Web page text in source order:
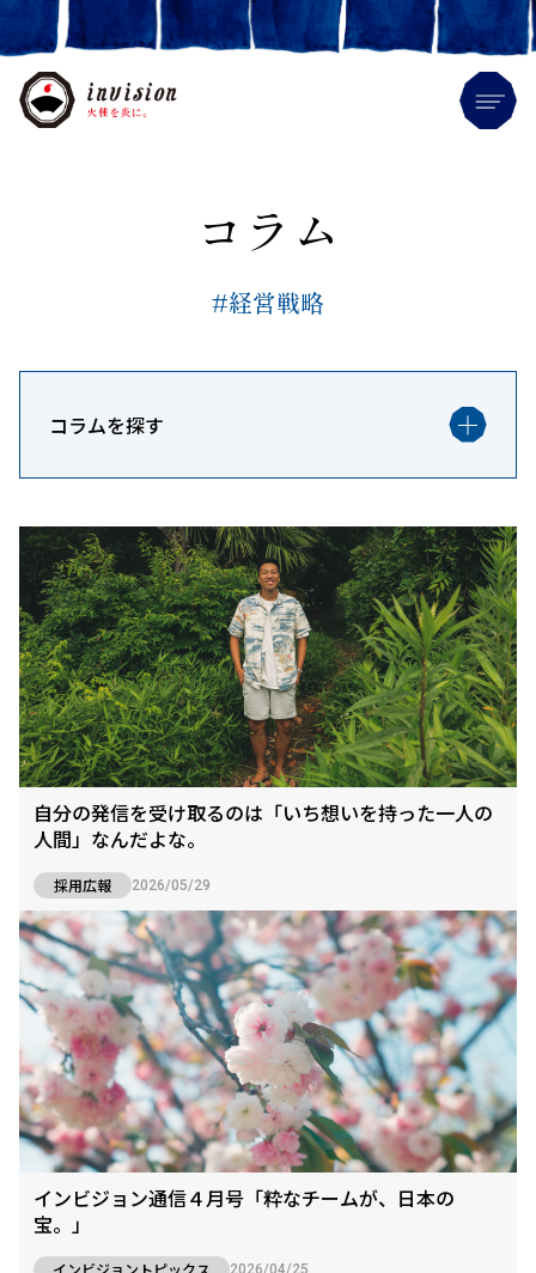
コラム
#経営戦略
コラムを探す
自分の発信を受け取るのは「いち想いを持った一人の
人間」なんだよな。
採用広報 2026/05/29
インビジョン通信４月号「粋なチームが、日本の
宝。」